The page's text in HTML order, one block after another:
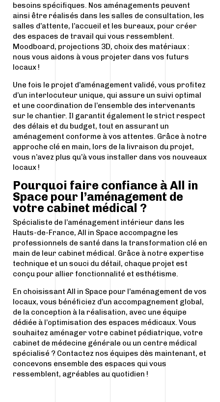
besoins spécifiques. Nos aménagements peuvent
ainsi être réalisés dans les salles de consultation, les
salles d’attente, l’accueil et les bureaux, pour créer
des espaces de travail qui vous ressemblent.
Moodboard, projections 3D, choix des matériaux :
nous vous aidons à vous projeter dans vos futurs
locaux !
Une fois le projet d’aménagement validé, vous profitez
d’un interlocuteur unique, qui assure un suivi optimal
et une coordination de l’ensemble des intervenants
sur le chantier. Il garantit également le strict respect
des délais et du budget, tout en assurant un
aménagement conforme à vos attentes. Grâce à notre
approche clé en main, lors de la livraison du projet,
vous n’avez plus qu’à vous installer dans vos nouveaux
locaux !
Pourquoi faire confiance à All in
Space pour l’aménagement de
votre cabinet médical ?
Spécialiste de l’aménagement intérieur dans les
Hauts-de-France, All in Space accompagne les
professionnels de santé dans la transformation clé en
main de leur cabinet médical. Grâce à notre expertise
technique et un souci du détail, chaque projet est
conçu pour allier fonctionnalité et esthétisme.
En choisissant All in Space pour l’aménagement de vos
locaux, vous bénéficiez d’un accompagnement global,
de la conception à la réalisation, avec une équipe
dédiée à l’optimisation des espaces médicaux. Vous
souhaitez aménager votre cabinet pédiatrique, votre
cabinet de médecine générale ou un centre médical
spécialisé ? Contactez nos équipes dès maintenant, et
concevons ensemble des espaces qui vous
ressemblent, agréables au quotidien !